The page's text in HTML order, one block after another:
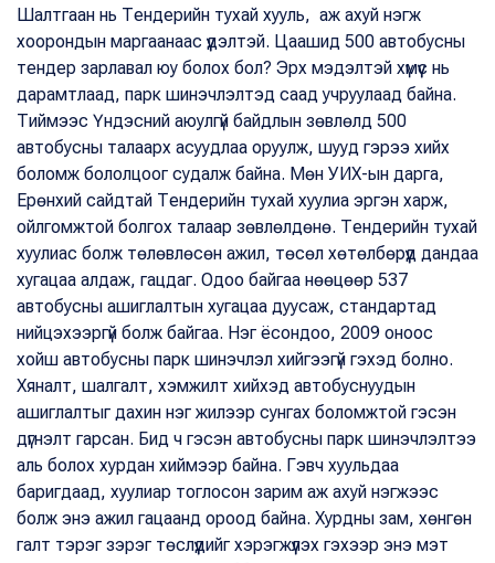
Шалтгаан нь Тендерийн тухай хууль, аж ахуй нэгж
хоорондын маргаанаас үүдэлтэй. Цаашид 500 автобусны
тендер зарлавал юу болох бол? Эрх мэдэлтэй хүмүүс нь
дарамтлаад, парк шинэчлэлтэд саад учруулаад байна.
Тиймээс Үндэсний аюулгүй байдлын зөвлөлд 500
автобусны талаарх асуудлаа оруулж, шууд гэрээ хийх
боломж бололцоог судалж байна. Мөн УИХ-ын дарга,
Ерөнхий сайдтай Тендерийн тухай хуулиа эргэн харж,
ойлгомжтой болгох талаар зөвлөлдөнө. Тендерийн тухай
хуулиас болж төлөвлөсөн ажил, төсөл хөтөлбөрүүд дандаа
хугацаа алдаж, гацдаг. Одоо байгаа нөөцөөр 537
автобусны ашиглалтын хугацаа дуусаж, стандартад
нийцэхээргүй болж байгаа. Нэг ёсондоо, 2009 оноос
хойш автобусны парк шинэчлэл хийгээгүй гэхэд болно.
Хяналт, шалгалт, хэмжилт хийхэд автобуснуудын
ашиглалтыг дахин нэг жилээр сунгах боломжтой гэсэн
дүгнэлт гарсан. Бид ч гэсэн автобусны парк шинэчлэлтээ
аль болох хурдан хиймээр байна. Гэвч хуульдаа
баригдаад, хуулиар тоглосон зарим аж ахуй нэгжээс
болж энэ ажил гацаанд ороод байна. Хурдны зам, хөнгөн
галт тэрэг зэрэг төслүүдийг хэрэгжүүлэх гэхээр энэ мэт